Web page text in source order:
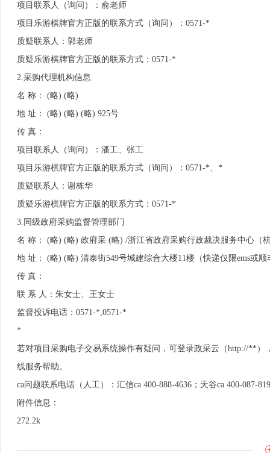
项目联系人（询问）：俞老师
项目乐游棋牌官方正版的联系方式（询问）：0571-*
质疑联系人：郭老师
质疑乐游棋牌官方正版的联系方式：0571-*
2.采购代理机构信息
名 称： (略) (略)
地 址： (略) (略) (略) 925号
传 真：
项目联系人（询问）：潘工、张工
项目乐游棋牌官方正版的联系方式（询问）：0571-*、*
质疑联系人：谢栋华
质疑乐游棋牌官方正版的联系方式：0571-*
3. 同级政府采购监督管理部门
名 称： (略) (略) 政府采 (略) /浙江省政府采购行政裁决服务中心（
地 址： (略) (略) 清泰街549号城建综合大楼11楼（快递仅限ems或顺
传 真：
联 系 人：朱女士、王女士
监督投诉电话：0571-*,0571-*
*
若对项目采购电子交易系统操作有疑问，可登录政采云（http://**
线服务帮助。
ca问题联系电话（人工）：汇信ca 400-888-4636；天谷ca 400-087-
附件信息：
272.2k